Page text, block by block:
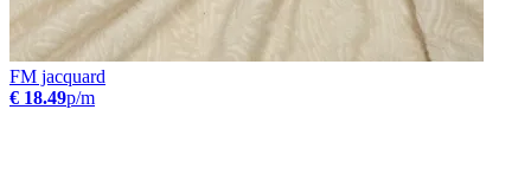
FM jacquard
€ 18.49p/m